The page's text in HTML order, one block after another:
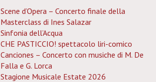
Scene d’Opera – Concerto finale della
Masterclass di Ines Salazar
Sinfonia dell’Acqua
CHE PASTICCIO! spettacolo liri-comico
Canciones – Concerto con musiche di M. De
Falla e G. Lorca
Stagione Musicale Estate 2026